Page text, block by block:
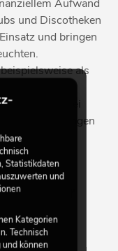
Aufwand
und Discotheken
und bringen
als
Gäste
Aber auch bei
Veranstaltungen
Statistikdaten
und
Kategorien
Technisch
können